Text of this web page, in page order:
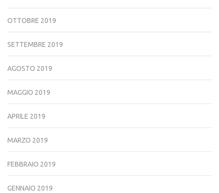
OTTOBRE 2019
SETTEMBRE 2019
AGOSTO 2019
MAGGIO 2019
APRILE 2019
MARZO 2019
FEBBRAIO 2019
GENNAIO 2019